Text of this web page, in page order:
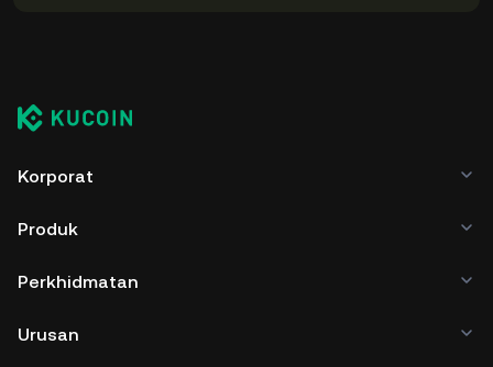
Korporat
Produk
Perkhidmatan
Urusan